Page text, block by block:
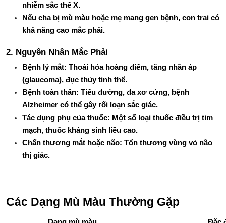
nhiễm sắc thể X.
Nếu cha bị mù màu hoặc mẹ mang gen bệnh, con trai có
khả năng cao mắc phải.
2. Nguyên Nhân Mắc Phải
Bệnh lý mắt: Thoái hóa hoàng điểm, tăng nhãn áp
(glaucoma), đục thủy tinh thể.
Bệnh toàn thân: Tiểu đường, đa xơ cứng, bệnh
Alzheimer có thể gây rối loạn sắc giác.
Tác dụng phụ của thuốc: Một số loại thuốc điều trị tim
mạch, thuốc kháng sinh liều cao.
Chấn thương mắt hoặc não: Tổn thương vùng vỏ não
thị giác.
Các Dạng Mù Màu Thường Gặp